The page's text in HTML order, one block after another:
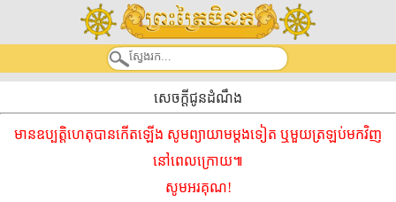
សេចក្តីជូនដំណឹង
មានឧប្បត្តិហេតុបានកើតឡើង សូមព្យាយាមម្ដងទៀត ឬមួយត្រឡប់មកវិញ
នៅពេលក្រោយ៕
សូមអរគុណ!